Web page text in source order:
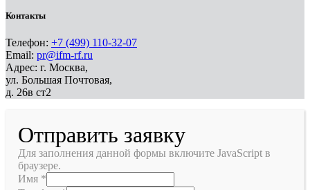
Контакты
Телефон: +7 (499) 110-32-07
Email: pr@ifm-rf.ru
Адрес: г. Москва,
ул. Большая Почтовая,
д. 26в ст2
Отправить заявку
Для заполнения данной формы включите JavaScript в
браузере.
Имя *